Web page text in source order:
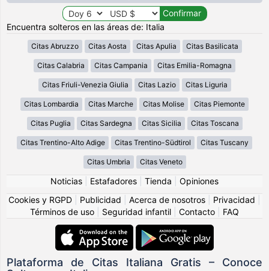
Encuentra solteros en las áreas de: Italia
Citas Abruzzo Citas Aosta Citas Apulia Citas Basilicata
Citas Calabria Citas Campania Citas Emilia-Romagna
Citas Friuli-Venezia Giulia Citas Lazio Citas Liguria
Citas Lombardia Citas Marche Citas Molise Citas Piemonte
Citas Puglia Citas Sardegna Citas Sicilia Citas Toscana
Citas Trentino-Alto Adige Citas Trentino-Südtirol Citas Tuscany
Citas Umbria Citas Veneto
Noticias Estafadores Tienda
Opiniones
Cookies y RGPD
Publicidad Acerca de nosotros Privacidad
Términos de uso
Seguridad infantil Contacto FAQ
Plataforma de Citas Italiana Gratis – Conoce